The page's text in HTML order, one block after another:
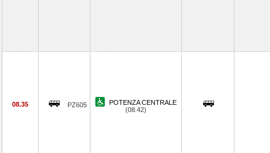
08.35 PZ605
POTENZA CENTRALE
(08.42)